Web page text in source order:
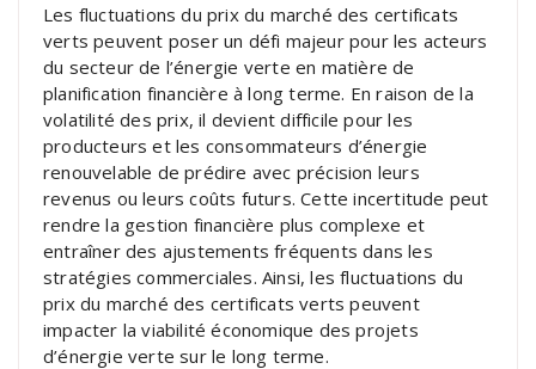
Les fluctuations du prix du marché des certificats
verts peuvent poser un défi majeur pour les acteurs
du secteur de l’énergie verte en matière de
planification financière à long terme. En raison de la
volatilité des prix, il devient difficile pour les
producteurs et les consommateurs d’énergie
renouvelable de prédire avec précision leurs
revenus ou leurs coûts futurs. Cette incertitude peut
rendre la gestion financière plus complexe et
entraîner des ajustements fréquents dans les
stratégies commerciales. Ainsi, les fluctuations du
prix du marché des certificats verts peuvent
impacter la viabilité économique des projets
d’énergie verte sur le long terme.